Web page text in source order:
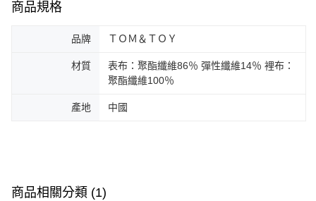
商品規格
品牌 ＴＯＭ＆ＴＯＹ
材質
表布：聚酯纖維86％ 彈性纖維14％ 裡布：
聚酯纖維100％
產地 中國
商品相關分類 (1)